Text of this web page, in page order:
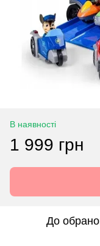
В наявності
1 999 грн
До